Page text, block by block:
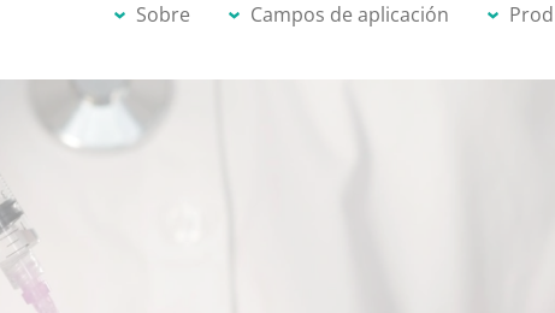
Sobre Campos de aplicación